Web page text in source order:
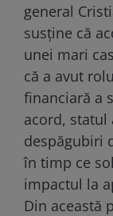
general
susține că
unei mari
că a avut
financiară a
acord,
despăgubiri
în timp ce
impactul la
Din această